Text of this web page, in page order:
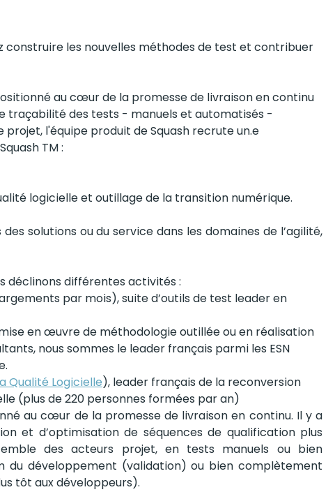
construire les nouvelles méthodes de test et contribuer
au cœur de la promesse de livraison en continu
traçabilité des tests - manuels et automatisés -
l'équipe produit de Squash recrute un.e
TM :
logicielle et outillage de la transition numérique.
solutions ou du service dans les domaines de l’agilité,
déclinons différentes activités :
par mois), suite d’outils de test leader en
en œuvre de méthodologie outillée ou en réalisation
nous sommes le leader français parmi les ESN
Qualité Logicielle), leader français de la reconversion
(plus de 220 personnes formées par an)
au cœur de la promesse de livraison en continu. Il y a
et d’optimisation de séquences de qualification plus
des acteurs projet, en tests manuels ou bien
du développement (validation) ou bien complètement
tôt aux développeurs).